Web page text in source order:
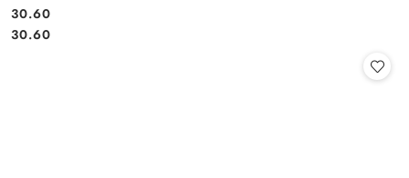
Cena:
30.60
Cena:
30.60